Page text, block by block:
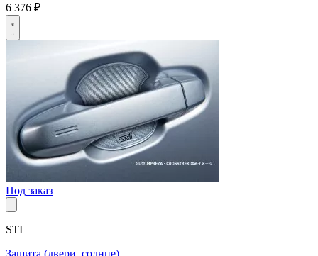
6 376 ₽
Под заказ
STI